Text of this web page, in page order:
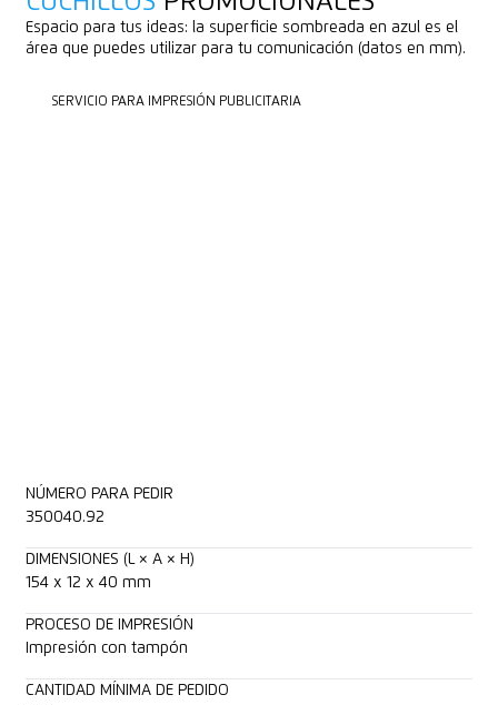
Espacio para tus ideas: la superficie sombreada en azul es el
área que puedes utilizar para tu comunicación (datos en mm).
SERVICIO PARA IMPRESIÓN PUBLICITARIA
NÚMERO PARA PEDIR
350040.92
DIMENSIONES (L × A × H)
154 x 12 x 40 mm
PROCESO DE IMPRESIÓN
Impresión con tampón
CANTIDAD MÍNIMA DE PEDIDO